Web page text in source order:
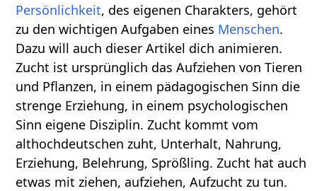
Persönlichkeit, des eigenen Charakters, gehört
zu den wichtigen Aufgaben eines Menschen.
Dazu will auch dieser Artikel dich animieren.
Zucht ist ursprünglich das Aufziehen von Tieren
und Pflanzen, in einem pädagogischen Sinn die
strenge Erziehung, in einem psychologischen
Sinn eigene Disziplin. Zucht kommt vom
althochdeutschen zuht, Unterhalt, Nahrung,
Erziehung, Belehrung, Sprößling. Zucht hat auch
etwas mit ziehen, aufziehen, Aufzucht zu tun.